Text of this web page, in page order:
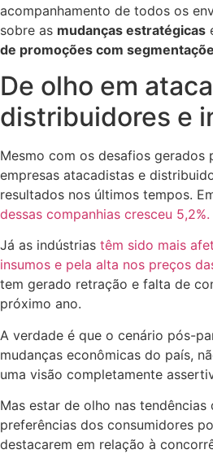
acompanhamento de todos os
sobre as mudanças estratégicas
de promoções com
De olho em
distribuidores e
Mesmo com os desafios gerados
empresas atacadistas e
resultados nos últimos tempos.
dessas companhias cresceu 5,2%.
Já as indústrias têm sido mais
insumos e pela alta nos preços
tem gerado retração e falta de
próximo ano.
A verdade é que o cenário pós-
mudanças econômicas do país,
uma visão completamente
Mas estar de olho nas tendências
preferências dos consumidores
destacarem em relação à